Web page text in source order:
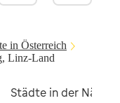
in Österreich
Linz-Land
Städte in der Nähe